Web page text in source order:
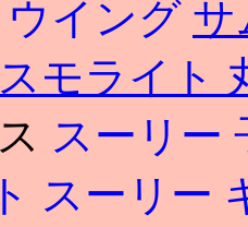
イング サ
モライト
スーリー
スーリー